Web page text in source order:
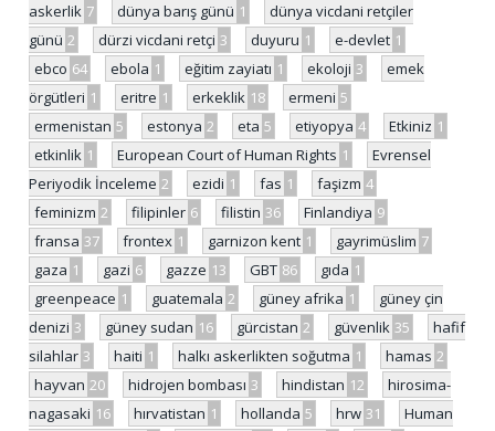
askerlik 7 dünya barış günü 1
dünya vicdani retçiler
günü 2 dürzi vicdani retçi 3 duyuru 1 e-devlet 1
ebco 64 ebola 1 eğitim zayiatı 1 ekoloji 3
emek
örgütleri 1 eritre 1 erkeklik 18 ermeni 5
ermenistan 5 estonya 2 eta 5 etiyopya 4 Etkiniz 1
etkinlik 1 European Court of Human Rights 1
Evrensel
Periyodik İnceleme 2 ezidi 1 fas 1 faşizm 4
feminizm 2 filipinler 6 filistin 36 Finlandiya 9
fransa 37 frontex 1 garnizon kent 1 gayrimüslim 7
gaza 1 gazi 6 gazze 13 GBT 86 gıda 1
greenpeace 1 guatemala 2 güney afrika 1
güney çin
denizi 3 güney sudan 16 gürcistan 2 güvenlik 35
hafif
silahlar 3 haiti 1 halkı askerlikten soğutma 1 hamas 2
hayvan 20 hidrojen bombası 3 hindistan 12
hirosima-
nagasaki 16 hırvatistan 1 hollanda 5 hrw 31
Human